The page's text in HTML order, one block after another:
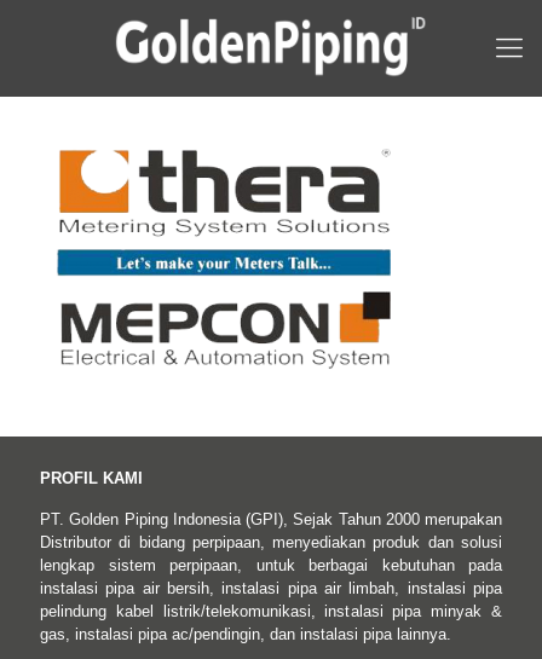
PROFIL KAMI
PT. Golden Piping Indonesia (GPI), Sejak Tahun 2000 merupakan
Distributor di bidang perpipaan, menyediakan produk dan solusi
lengkap sistem perpipaan, untuk berbagai kebutuhan pada
instalasi pipa air bersih, instalasi pipa air limbah, instalasi pipa
pelindung kabel listrik/telekomunikasi, instalasi pipa minyak &
gas, instalasi pipa ac/pendingin, dan instalasi pipa lainnya.